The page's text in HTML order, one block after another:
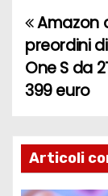
N
a
v
g
Amazon
preordini
One S da
399 euro
Articoli